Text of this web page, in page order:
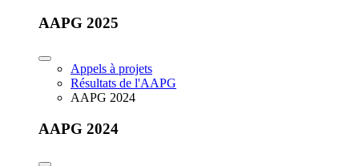
AAPG 2025
Appels à projets
Résultats de l'AAPG
AAPG 2024
AAPG 2024